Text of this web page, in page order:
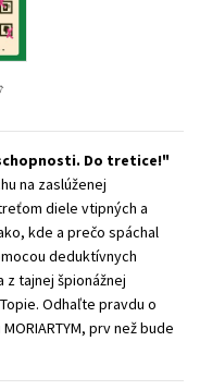
Do tretice!
na zaslúženej
diele vtipných a
kde a prečo spáchal
deduktívnych
tajnej špionážnej
Odhaľte pravdu o
prv než bude